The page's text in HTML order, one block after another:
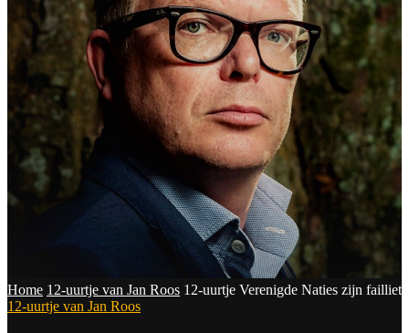
Home 12-uurtje van Jan Roos 12-uurtje Verenigde Naties zijn failliet
12-uurtje van Jan Roos